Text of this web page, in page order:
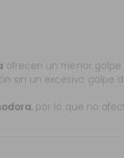
ofrecen un menor
sin un excesivo golpe
, por lo que no